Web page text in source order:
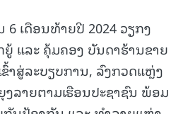
ເດືອນທ້າຍປີ 2024 ວຽກງ
ແລະ ຄຸ້ມຄອງ ບັນດາຮ້ານຂາຍ
າສູ່ລະບຽບການ, ລົງກວດແຫຼ່ງ
ລາຍຕາມເຮືອນປະຊາຊົນ ພ້ອມ